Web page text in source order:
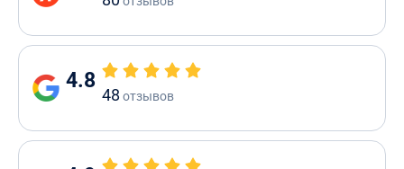
4.8
48 отзывов